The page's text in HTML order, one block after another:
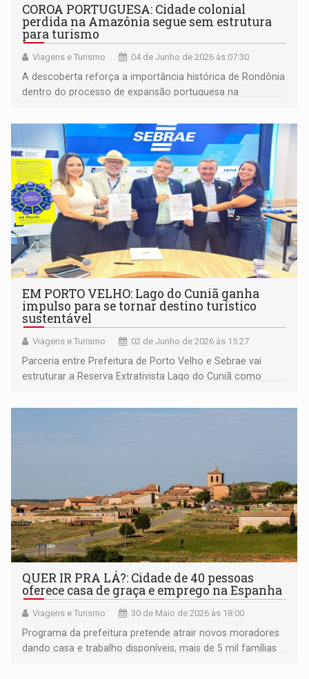
COROA PORTUGUESA: Cidade colonial
perdida na Amazônia segue sem estrutura
para turismo
Viagens e Turismo 04 de Junho de 2026 às 07:30
A descoberta reforça a importância histórica de Rondônia
dentro do processo de expansão portuguesa na
EM PORTO VELHO: Lago do Cuniã ganha
impulso para se tornar destino turístico
sustentável
Viagens e Turismo 02 de Junho de 2026 às 15:27
Parceria entre Prefeitura de Porto Velho e Sebrae vai
estruturar a Reserva Extrativista Lago do Cuniã como
empreendedorismo local e a preservação ambiental
QUER IR PRA LÁ?: Cidade de 40 pessoas
oferece casa de graça e emprego na Espanha
Viagens e Turismo 30 de Maio de 2026 às 18:00
Programa da prefeitura pretende atrair novos moradores
dando casa e trabalho disponíveis, mais de 5 mil famílias